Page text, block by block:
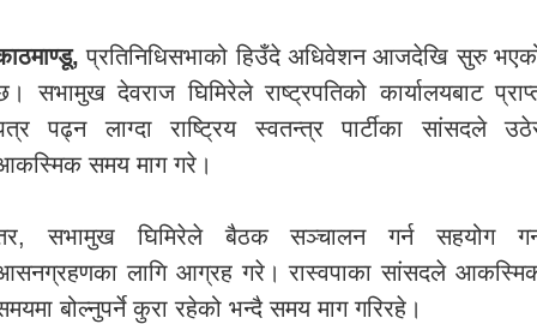
प्रतिनिधिसभाको हिउँदे अधिवेशन आजदेखि सुरु
सभामुख देवराज घिमिरेले राष्ट्रपतिको कार्यालयबाट
पढ्न लाग्दा राष्ट्रिय स्वतन्त्र पार्टीका सांसदले
समय माग गरे।
सभामुख घिमिरेले बैठक सञ्चालन गर्न सहयोग
लागि आग्रह गरे। रास्वपाका सांसदले
बोल्नुपर्ने कुरा रहेको भन्दै समय माग गरिरहे।